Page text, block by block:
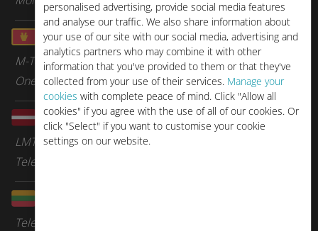
personalised advertising, provide social media features
and analyse our traffic. We also share information about
your use of our site with our social media, advertising and
analytics partners who may combine it with other
information that you've provided to them or that they've
collected from your use of their services. Manage your
cookies with complete peace of mind. Click "Allow all
cookies" if you agree with the use of all of our cookies. Or
click "Select" if you want to customise your cookie
settings on our website.
モンテネグロ
M-Tel
One Montenegro
ラトビア
LMT
Tele 2 Lettonie
Tele 2 Lituanie